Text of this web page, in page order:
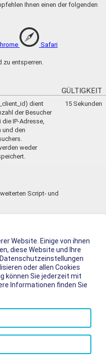
Ihnen einen der folgenden
Safari
entsperren.
GÜLTIGKEIT
dient
der Besucher
IP-Adresse,
und den
weder
15 Sekunden
Script- und
2 Jahre
2 Jahre
2 Jahre
verwendet.
Monate
Website. Einige von ihnen
diese Website und Ihre
oder allen Cookies
können Sie jederzeit mit
Informationen finden Sie